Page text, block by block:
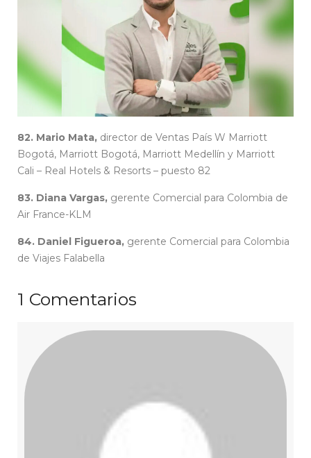
82. Mario Mata, director de Ventas País W Marriott
Bogotá, Marriott Bogotá, Marriott Medellín y Marriott
Cali – Real Hotels & Resorts – puesto 82
83. Diana Vargas, gerente Comercial para Colombia de
Air France-KLM
84. Daniel Figueroa, gerente Comercial para Colombia
de Viajes Falabella
1 Comentarios